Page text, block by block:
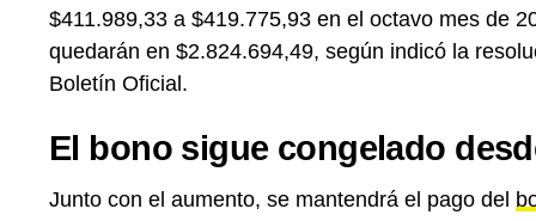
$411.989,33 a $419.775,93 en el octavo mes de
quedarán en $2.824.694,49, según indicó la
Boletín Oficial.
El bono sigue congelado
Junto con el aumento, se mantendrá el pago del